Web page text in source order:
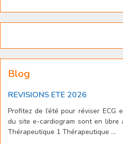
Blog
REVISIONS ETE 2026
Profitez de l’été pour réviser ECG
du site e-cardiogram sont en
Thérapeutique 1 Thérapeutique ...